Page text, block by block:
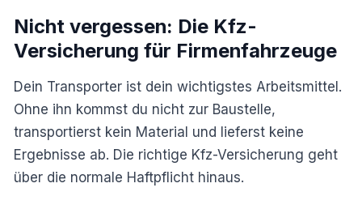
Nicht vergessen: Die Kfz-
Versicherung für Firmenfahrzeuge
Dein Transporter ist dein wichtigstes Arbeitsmittel.
Ohne ihn kommst du nicht zur Baustelle,
transportierst kein Material und lieferst keine
Ergebnisse ab. Die richtige Kfz-Versicherung geht
über die normale Haftpflicht hinaus.